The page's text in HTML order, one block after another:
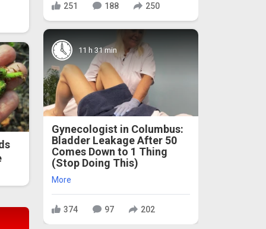
251 188 250
11 h 31 min
Gynecologist in Columbus:
Bladder Leakage After 50
Comes Down to 1 Thing
(Stop Doing This)
More
374 97 202